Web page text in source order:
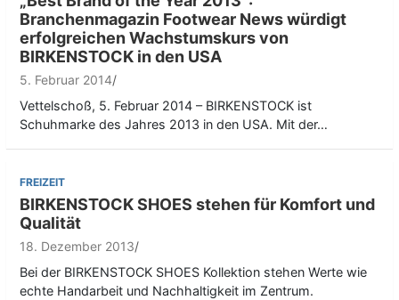
Branchenmagazin Footwear News würdigt
erfolgreichen Wachstumskurs von
BIRKENSTOCK in den USA
5. Februar 2014
Vettelschoß, 5. Februar 2014 – BIRKENSTOCK ist
Schuhmarke des Jahres 2013 in den USA. Mit der…
FREIZEIT
BIRKENSTOCK SHOES stehen für Komfort und
Qualität
18. Dezember 2013
Bei der BIRKENSTOCK SHOES Kollektion stehen Werte wie
echte Handarbeit und Nachhaltigkeit im Zentrum.